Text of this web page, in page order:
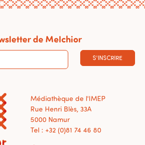
de Melchior
S'INSCRIRE
Médiathèque de l'IMEP
Rue Henri Blès, 33A
5000 Namur
Tel : +32 (0)81 74 46 80